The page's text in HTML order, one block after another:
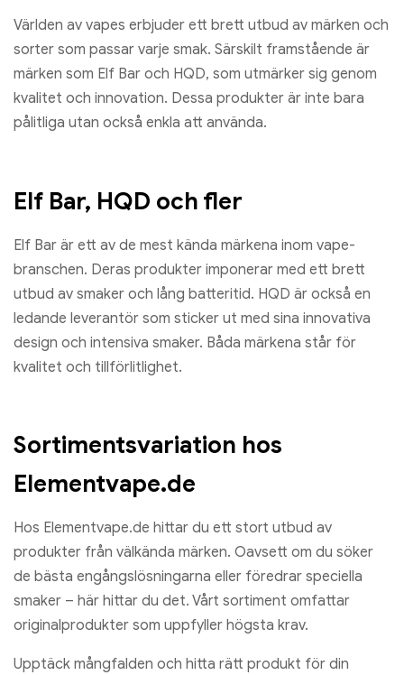
Världen av vapes erbjuder ett brett utbud av märken och
sorter som passar varje smak. Särskilt framstående är
märken som Elf Bar och HQD, som utmärker sig genom
kvalitet och innovation. Dessa produkter är inte bara
pålitliga utan också enkla att använda.
Elf Bar, HQD och fler
Elf Bar är ett av de mest kända märkena inom vape-
branschen. Deras produkter imponerar med ett brett
utbud av smaker och lång batteritid. HQD är också en
ledande leverantör som sticker ut med sina innovativa
design och intensiva smaker. Båda märkena står för
kvalitet och tillförlitlighet.
Sortimentsvariation hos
Elementvape.de
Hos Elementvape.de hittar du ett stort utbud av
produkter från välkända märken. Oavsett om du söker
de bästa engångslösningarna eller föredrar speciella
smaker – här hittar du det. Vårt sortiment omfattar
originalprodukter som uppfyller högsta krav.
Upptäck mångfalden och hitta rätt produkt för din